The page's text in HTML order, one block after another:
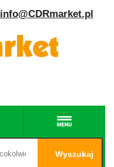
info@CDRmarket.pl
Wyszukaj